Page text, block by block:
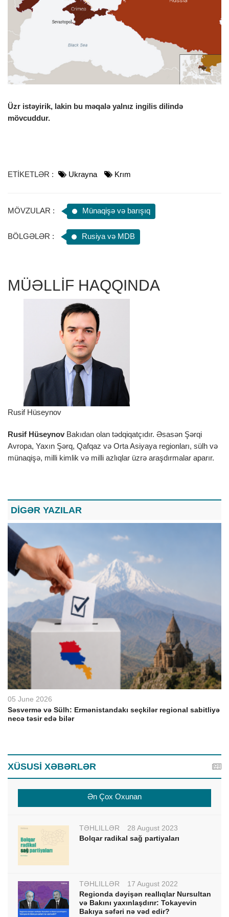
n
Üzr istəyirik, lakin bu məqalə yalnız ingilis dilində
mövcuddur.
ETİKETLƏR : Ukrayna Krım
MÖVZULAR : Münaqişə və barışıq
BÖLGƏLƏR : Rusiya və MDB
MÜƏLLİF HAQQINDA
Rusif Hüseynov
Rusif Hüseynov Bakıdan olan tədqiqatçıdır. Əsasən Şərqi
Avropa, Yaxın Şərq, Qafqaz və Orta Asiyaya regionları, sülh və
münaqişə, milli kimlik və milli azlıqlar üzrə araşdırmalar aparır.
DİGƏR YAZILAR
05 June 2026
Səsvermə və Sülh: Ermənistandakı seçkilər regional sabitliyə
necə təsir edə bilər
XÜSUSİ XƏBƏRLƏR
Ən Çox Oxunan
TƏHLİLLƏR
28 August 2023
Bolqar radikal sağ partiyaları
TƏHLİLLƏR
17 August 2022
Regionda dəyişən reallıqlar Nursultan
və Bakını yaxınlaşdırır: Tokayevin
Bakıya səfəri nə vəd edir?